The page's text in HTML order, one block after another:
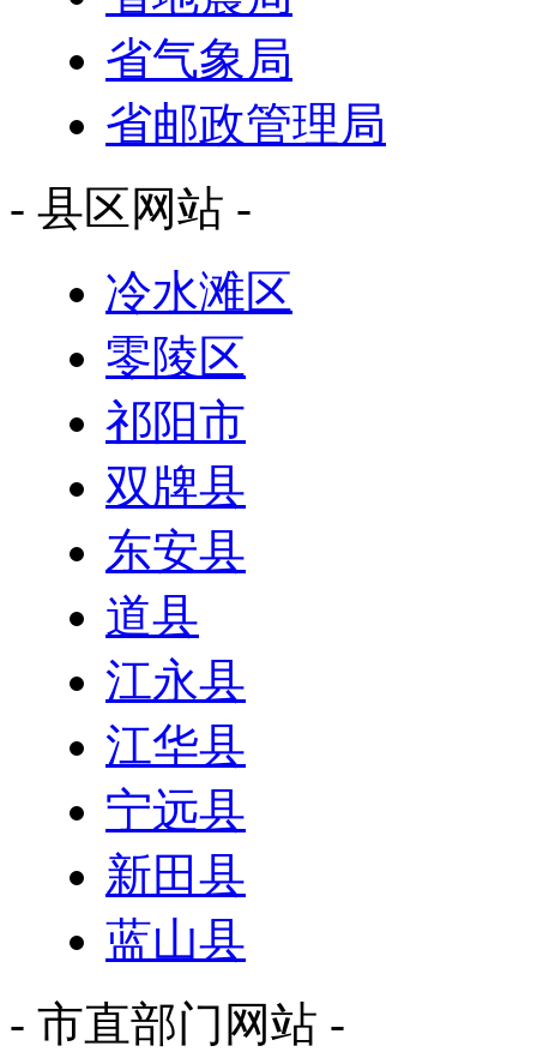
省气象局
省邮政管理局
- 县区网站 -
冷水滩区
零陵区
祁阳市
双牌县
东安县
道县
江永县
江华县
宁远县
新田县
蓝山县
- 市直部门网站 -